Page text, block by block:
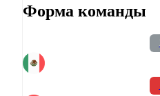
Форма команды